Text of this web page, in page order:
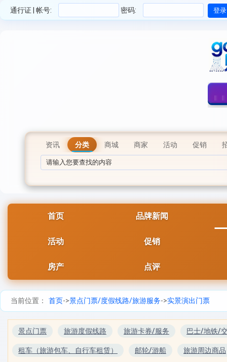
通行证 | 帐号: 密码:
资讯 分类 商城 商家 活动 促销
首页 品牌新闻
活动 促销
房产 点评
当前位置： 首页->景点门票/度假线路/旅游服务->实景演出门票
景点门票 旅游度假线路 旅游卡券/服务 巴士/地铁/
租车（旅游包车、自行车租赁） 邮轮/游船 旅游周边商品